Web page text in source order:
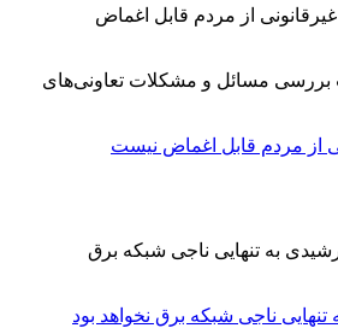
بررسی مسائل و مشکلات تعاونی‌های
از مردم قابل اغماض نیست
ناجی شبکه برق نخواهد بود